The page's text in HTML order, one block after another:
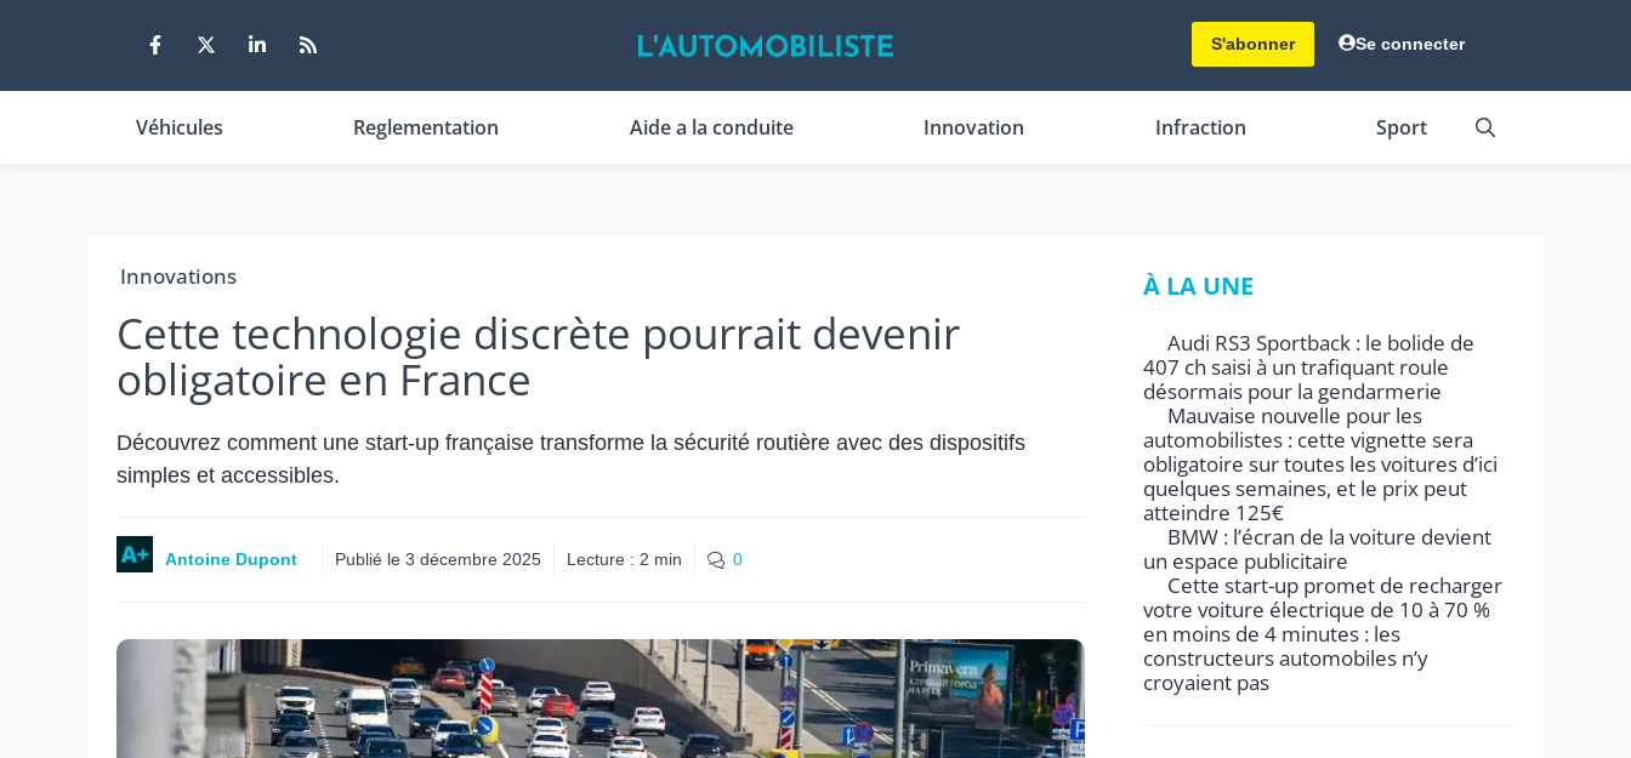
S'abonner Se connecter
Véhicules Reglementation Aide a la conduite Innovation Infraction Sport
Innovations
Cette technologie discrète pourrait devenir
obligatoire en France
Découvrez comment une start-up française transforme la sécurité routière avec des dispositifs
simples et accessibles.
Antoine Dupont Publié le 3 décembre 2025 Lecture : 2 min 0
À LA UNE
Audi RS3 Sportback : le bolide de
407 ch saisi à un trafiquant roule
désormais pour la gendarmerie
Mauvaise nouvelle pour les
automobilistes : cette vignette sera
obligatoire sur toutes les voitures d’ici
quelques semaines, et le prix peut
atteindre 125€
BMW : l’écran de la voiture devient
un espace publicitaire
Cette start-up promet de recharger
votre voiture électrique de 10 à 70 %
en moins de 4 minutes : les
constructeurs automobiles n’y
croyaient pas